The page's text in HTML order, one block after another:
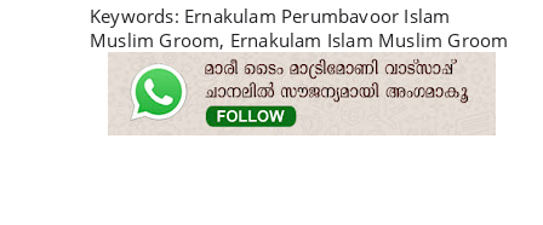
Keywords: Ernakulam Perumbavoor Islam
Muslim Groom, Ernakulam Islam Muslim Groom